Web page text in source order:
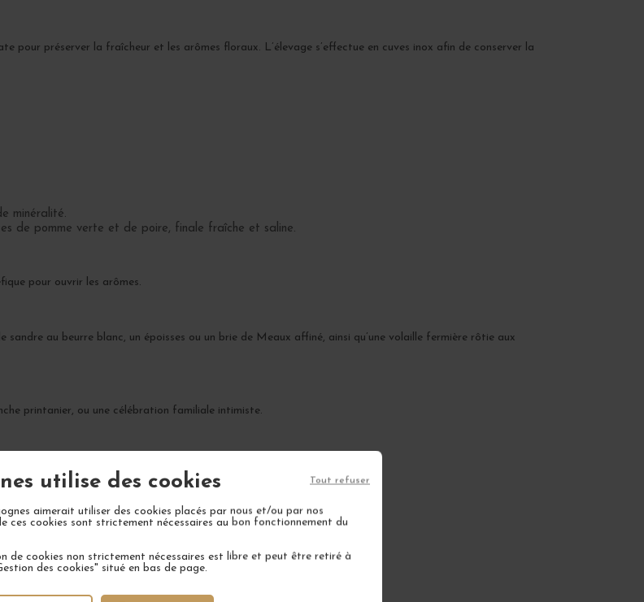
utilise des cookies
aimerait utiliser des cookies placés par nous et/ou par nos
ces cookies sont strictement nécessaires au bon fonctionnement du
de cookies non strictement nécessaires est libre et peut être retiré à
des cookies" situé en bas de page.
Tout refuser
pour préserver la fraîcheur et les arômes floraux. L’élevage s’effectue en cuves inox afin de conserver la
minéralité.
de pomme verte et de poire, finale fraîche et saline.
pour ouvrir les arômes.
au beurre blanc, un époisses ou un brie de Meaux affiné, ainsi qu’une volaille fermière rôtie aux
printanier, ou une célébration familiale intimiste.
8 ans. A son apogée entre 2026 et 2030.